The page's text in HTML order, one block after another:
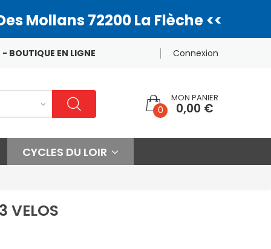
Mollans 72200 La Flèche <<
BOUTIQUE EN LIGNE Connexion
0
MON PANIER
0,00 €
CYCLES DU LOIR
VELOS